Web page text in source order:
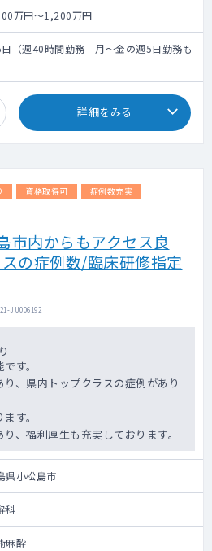
万円～1,200万円
（週40時間勤務 月～金の週5日勤務も
詳細をみる
資格取得可
症例数充実
市内からもアクセス良
の症例数/臨床研修指定
JU006192
す。
り、県内トップクラスの症例があり
す。
、福利厚生も充実しております。
県小松島市
科
麻酔